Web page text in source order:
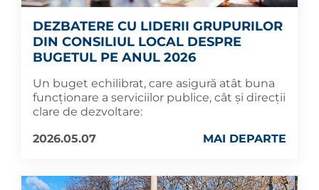
DEZBATERE CU LIDERII GRUPURILOR
DIN CONSILIUL LOCAL DESPRE
BUGETUL PE ANUL 2026
Un buget echilibrat, care asigură atât buna
funcționare a serviciilor publice, cât și direcții
clare de dezvoltare:
2026.05.07
MAI DEPARTE